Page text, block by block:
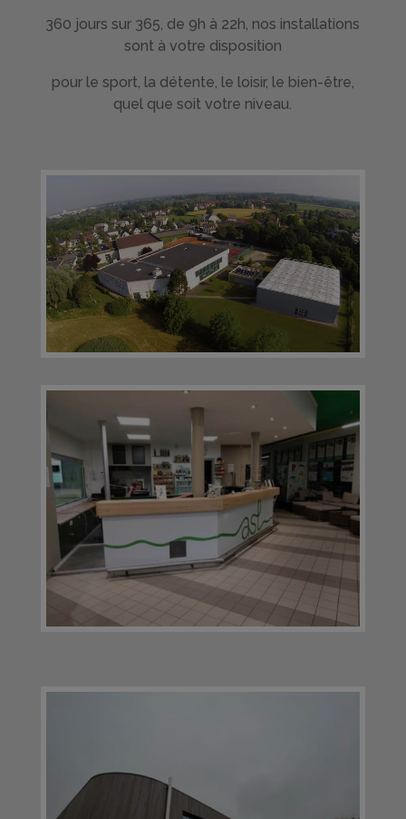
360 jours sur 365, de 9h à 22h, nos installations
sont à votre disposition
pour le sport, la détente, le loisir, le bien-être,
quel que soit votre niveau.